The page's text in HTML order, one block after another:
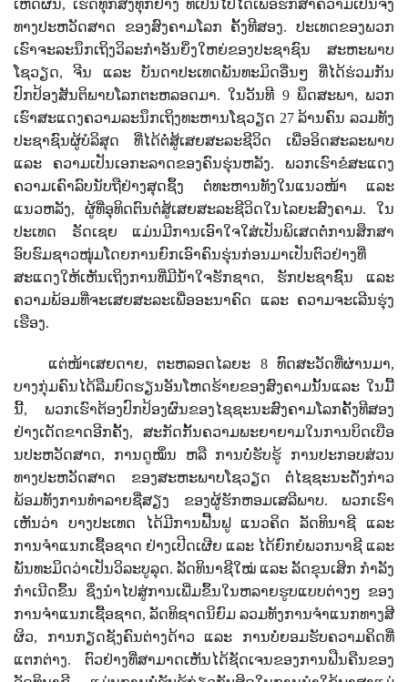
ເຫດຜົນ, ເຮັດທຸກສິ່ງທຸກຢ່າງ ທີ່ເປັນໄປໄດ້ເພື່ອຮັກສາຄວາມເປັນຈິງ
ທາງປະຫວັດສາດ ຂອງສົງຄາມໂລກ ຄັ້ງທີສອງ. ປະເທດຂອງພວກ
ເຮົາຈະລະນຶກເຖິງວິລະກຳອັນຍິ່ງໃຫຍ່ຂອງປະຊາຊົນ ສະຫະພາບ
ໂຊວຽດ,ຈີນ
ແລະ ບັນດາປະເທດພັນທະມິດອື່ນໆ ທີ່ໄດ້ຮ່ວມກັນ
ປົກປ້ອງສັນຕິພາບໂລກຕະຫລອດມາ. ໃນວັນທີ 9 ພຶດສະພາ, ພວກ
ເຮົາສະແດງຄວາມລະນຶກເຖິງທະຫານໂຊວຽດ 27 ລ້ານຄົນ ລວມທັງ
ປະຊາຊົນຜູ້ບໍລິສຸດ ທີ່ໄດ້ຕໍ່ສູ້ເສຍສະລະຊີວິດ ເພື່ອອິດສະລະພາບ
ແລະ ຄວາມເປັນເອກະລາດຂອງຄົນຮຸ່ນຫລັງ. ພວກເຮົາຂໍສະແດງ
ຄວາມເຄົາລົບນັບຖືຢ່າງສຸດຊຶ້ງ ຕໍ່ທະຫານທັງໃນແນວໜ້າ ແລະ
ແນວຫລັງ, ຜູ້ທີ່ອຸທິດຕົນຕໍ່ສູ້ເສຍສະລະຊີວິດໃນໄລຍະສົງຄາມ. ໃນ
ປະເທດ ຣັດເຊຍ ແມ່ນມີການເອົາໃຈໃສ່ເປັນພິເສດຕໍ່ການສຶກສາ
ອົບຮົມຊາວໜຸ່ມໂດຍການຍົກເອົາຄົນຮຸ່ນກ່ອນມາເປັນຕົວຢ່າງທີ່
ສະແດງໃຫ້ເຫັນເຖິງການທີ່ມີນໍ້າໃຈຮັກຊາດ, ຮັກປະຊາຊົົນ ແລະ
ຄວາມພ້ອມທີ່ຈະເສຍສະລະເພື່ອອະນາຄົດ ແລະ ຄວາມຈະເລີນຮຸ່ງ
ເຮືອງ.
ແຕ່ໜ້າເສຍດາຍ, ຕະຫລອດໄລຍະ 8 ທົດສະວັດທີ່ຜ່ານມາ,
ບາງກຸ່ມຄົນໄດ້ລືມບົດຮຽນອັນໂຫດຮ້າຍຂອງສົງຄາມນັ້ນແລະ ໃນມື້
ນີ້, ພວກເຮົາຕ້ອງປົກປ້ອງຜົນຂອງໄຊຊະນະສົງຄາມໂລກຄັ້ງທີສອງ
ຢ່າງເດັດຂາດອີກຄັ້ງ, ສະກັດກັ້ນຄວາມພະຍາຍາມໃນການບິດເບືອ
ນປະຫວັດສາດ, ການດູໝິ່ນ ຫລື ການບໍ່ຮັບຮູ້ ການປະກອບສ່ວນ
ທາງປະຫວັດສາດ ຂອງສະຫະພາບໂຊວຽດ ຕໍ່ໄຊຊະນະດັ່ງກ່າວ
ພ້ອມທັງການທຳລາຍຊື່ສຽງ ຂອງຜູ້ຮັກຫອມເສລີພາບ. ພວກເຮົາ
ເຫັນວ່າ ບາງປະເທດ ໄດ້ມີການຟື້ນຟູ ແນວຄິດ ລັດທິນາຊີ ແລະ
ການຈໍາແນກເຊື້ອຊາດ ຢ່າງເປີດເຜີຍ ແລະ ໄດ້ຍົກຍໍພວກນາຊີ ແລະ
ພັນທະມິດວ່າເປັນວິລະບູລຸດ. ລັດທິນາຊີໃໝ່ ແລະ ລັດຂຸນເສິກ ກຳລັງ
ກໍາເນີດຂຶ້ນ ຊຶ່ງນໍາໄປສູ່ການເພີ່ມຂຶ້ນໃນຫລາຍຮູບແບບຕ່າງໆ ຂອງ
ການຈຳແນກເຊື້ອຊາດ, ລັດທິຊາດນິຍົມ ລວມທັງການຈຳແນກທາງສີ
ຜິວ, ການກຽດຊັງຄົນຕ່າງດ້າວ ແລະ ການບໍ່ຍອມຮັບຄວາມຄິດທີ່
ແຕກຕ່າງ. ຕົວຢ່າງທີ່ສາມາດເຫັນໄດ້ຊັດເຈນຂອງການຟືນຄືນຂອງ